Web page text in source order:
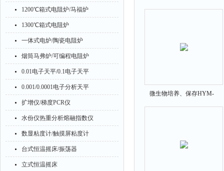
1200℃箱式电阻炉/马福炉
1300℃箱式电阻炉
一体式电炉/陶瓷电阻炉
烟筒马弗炉/可编程电阻炉
0.01电子天平/0.1电子天平
0.001/0.0001电子分析天平
扩增仪/梯度PCR仪
水份仪热重分析熔融指数仪
数显粘度计/触摸屏粘度计
台式恒温摇床/振荡器
立式恒温摇床
箱300L
微生物培养、保存HYM-
80M霉菌培养箱80L